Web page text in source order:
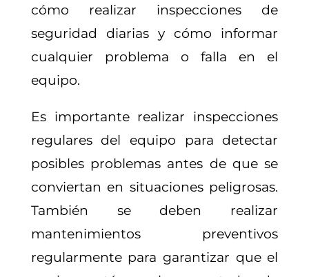
cómo realizar inspecciones de
seguridad diarias y cómo informar
cualquier problema o falla en el
equipo.
Es importante realizar inspecciones
regulares del equipo para detectar
posibles problemas antes de que se
conviertan en situaciones peligrosas.
También se deben realizar
mantenimientos preventivos
regularmente para garantizar que el